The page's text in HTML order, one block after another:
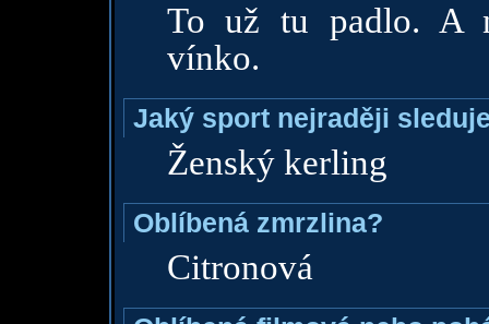
To už tu padlo. A
vínko.
Jaký sport nejraději
Ženský kerling
Oblíbená zmrzlina?
Citronová